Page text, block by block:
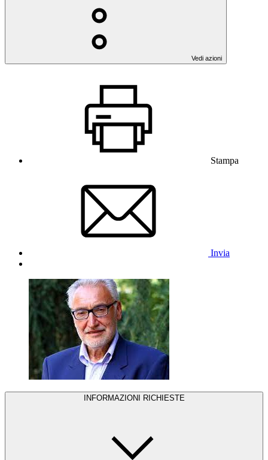
Vedi azioni
Stampa
Invia
INFORMAZIONI RICHIESTE